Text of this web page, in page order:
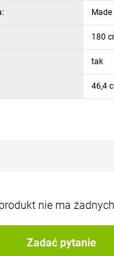
180
tak
46,4
nie ma
Zadać pytanie